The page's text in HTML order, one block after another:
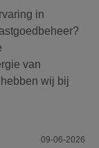
in
van
wij bij
09-06-2026